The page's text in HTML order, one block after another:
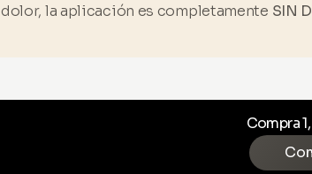
la aplicación es completamente SIN
Compra